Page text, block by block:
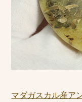
マダガスカル産ア